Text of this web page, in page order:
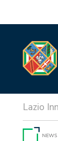
NEWS